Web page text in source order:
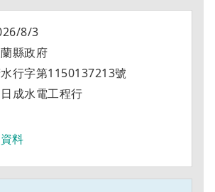
8/3
縣政府
行字第1150137213號
日成水電工程行
料